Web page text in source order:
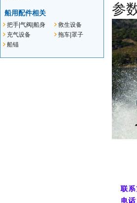
船用配件相关
把手|气阀|船身
贴件
救生设备
充气设备
拖车|罩子
船锚
参